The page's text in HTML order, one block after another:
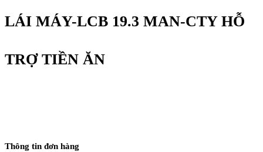
LÁI MÁY-LCB 19.3 MAN-CTY HỖ
TRỢ TIỀN ĂN
Thông tin đơn hàng